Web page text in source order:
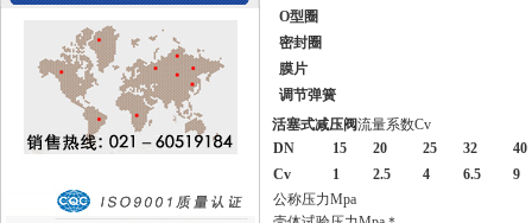
O型圈
密封圈
膜片
调节弹簧
活塞式减压阀流量系数Cv
DN
15 20 25 32
40
Cv
1 2.5 4 6.5
9
公称压力Mpa